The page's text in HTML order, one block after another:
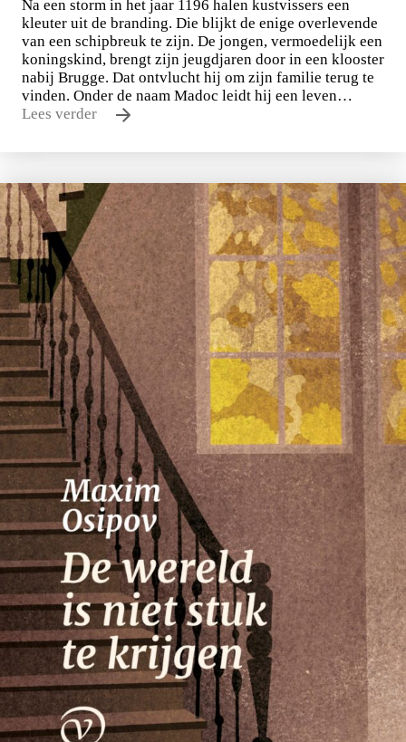
Nico Dros
Willem die Madoc maakte
€29,00
LEES MEER
Na een storm in het jaar 1196 halen kustvissers een
kleuter uit de branding. Die blijkt de enige overlevende
van een schipbreuk te zijn. De jongen, vermoedelijk een
koningskind, brengt zijn jeugdjaren door in een klooster
nabij Brugge. Dat ontvlucht hij om zijn familie terug te
vinden. Onder de naam Madoc leidt hij een leven…
Lees verder